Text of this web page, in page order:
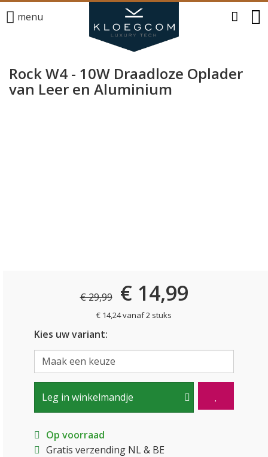
menu
Rock W4 - 10W Draadloze Oplader
van Leer en Aluminium
€ 29,99 € 14,99
€ 14,24 vanaf 2 stuks
Kies uw variant:
Leg in winkelmandje
Op voorraad
Gratis verzending NL & BE